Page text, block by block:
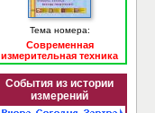
Тема номера:
Современная
измерительная техника
События из истории
измерений